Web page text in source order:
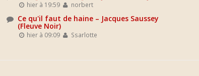
hier à 19:59 norbert
Ce qu'il faut de haine – Jacques Saussey
(Fleuve Noir)
hier à 09:09 Ssarlotte